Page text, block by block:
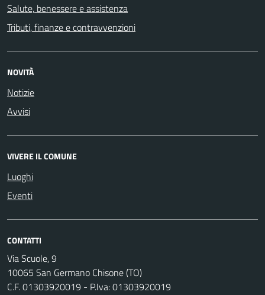
Salute, benessere e assistenza
Tributi, finanze e contravvenzioni
NOVITÀ
Notizie
Avvisi
VIVERE IL COMUNE
Luoghi
Eventi
CONTATTI
Via Scuole, 9
10065 San Germano Chisone (TO)
C.F. 01303920019 - P.Iva: 01303920019